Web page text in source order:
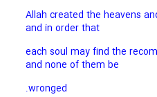
22. Allah created the heavens
and in order that
each soul may find the
and none of them be
wronged.